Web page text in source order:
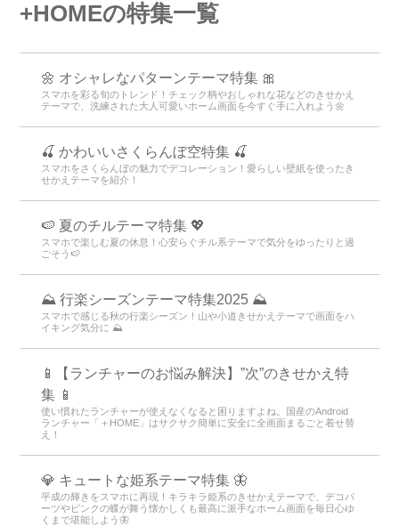
+HOMEの特集一覧
🌼 オシャレなパターンテーマ特集 🎀
スマホを彩る旬のトレンド！チェック柄やおしゃれな花などのきせかえ
テーマで、洗練された大人可愛いホーム画面を今すぐ手に入れよう🌼
🍒 かわいいさくらんぼ空特集 🍒
スマホをさくらんぼの魅力でデコレーション！愛らしい壁紙を使ったき
せかえテーマを紹介！
🍉 夏のチルテーマ特集 💖
スマホで楽しむ夏の休息！心安らぐチル系テーマで気分をゆったりと過
ごそう🍉
⛰ 行楽シーズンテーマ特集2025 ⛰
スマホで感じる秋の行楽シーズン！山や小道きせかえテーマで画面をハ
イキング気分に ⛰
📱【ランチャーのお悩み解決】”次”のきせかえ特
集 📱
使い慣れたランチャーが使えなくなると困りますよね。国産のAndroid
ランチャー「＋HOME」はサクサク簡単に安全に全画面まるごと着せ替
え！
💎 キュートな姫系テーマ特集 🦋
平成の輝きをスマホに再現！キラキラ姫系のきせかえテーマで、デコパ
ーツやピンクの蝶が舞う懐かしくも最高に派手なホーム画面を毎日心ゆ
くまで堪能しよう🦋